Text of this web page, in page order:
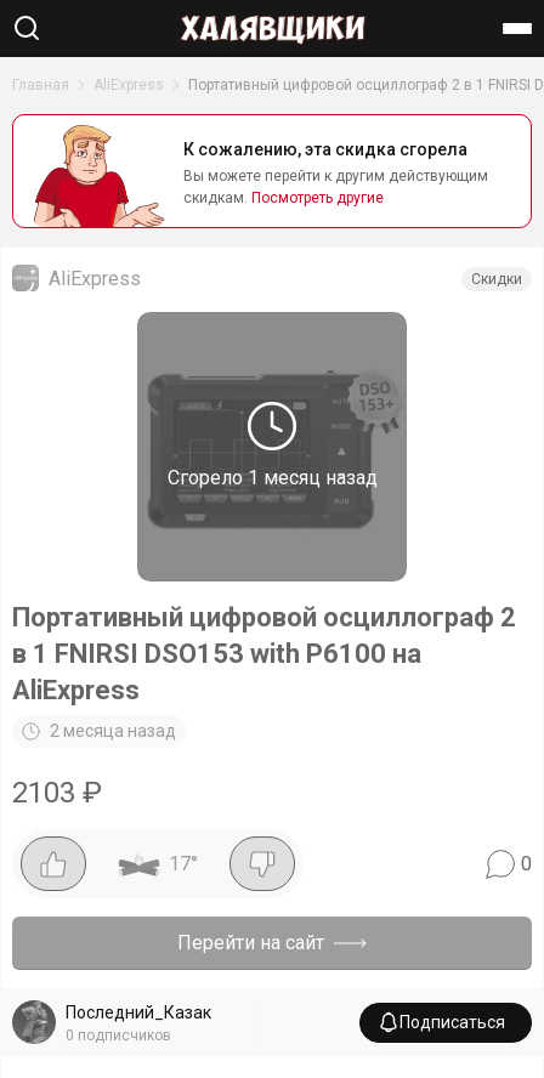
Найти
Главная AliExpress Портативный цифровой осциллограф 2 в 1 FNIRSI
К сожалению, эта скидка сгорела
Вы можете перейти к другим действующим
скидкам. Посмотреть другие
Сгорело1 месяц назад
AliExpress Скидки
Портативный цифровой осциллограф 2
в 1 FNIRSI DSO153 with P6100 на
AliExpress
2 месяца назад
2103 ₽
17° 0
Перейти на сайт
Последний_Казак
0 подписчиков
Подписаться